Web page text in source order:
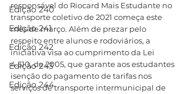
Edição 240
Edição 241
Edição 242
Edição 243
Edição 244
responsável do Riocard Mais Estudante no
transporte coletivo de 2021 começa este
mês de março. Além de prezar pelo
respeito entre alunos e rodoviários, a
iniciativa visa ao cumprimento da Lei
4.510, de 2005, que garante aos estudantes
isenção do pagamento de tarifas nos
serviços de transporte intermunicipal de